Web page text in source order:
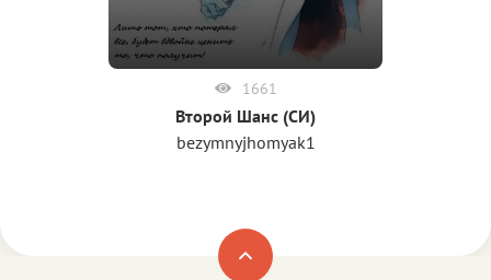
1661
Второй Шанс (СИ)
bezymnyjhomyak1